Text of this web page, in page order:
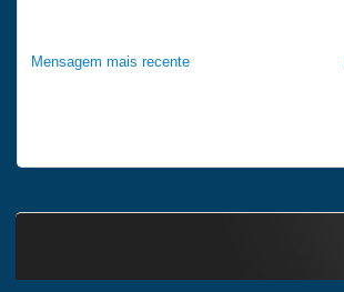
Mensagem mais recente